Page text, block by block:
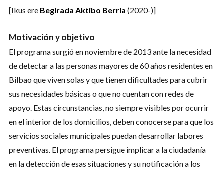
[Ikus ere Begirada Aktibo Berria (2020-)]
Motivación y objetivo
El programa surgió en noviembre de 2013 ante la necesidad
de detectar a las personas mayores de 60 años residentes en
Bilbao que viven solas y que tienen dificultades para cubrir
sus necesidades básicas o que no cuentan con redes de
apoyo. Estas circunstancias, no siempre visibles por ocurrir
en el interior de los domicilios, deben conocerse para que los
servicios sociales municipales puedan desarrollar labores
preventivas. El programa persigue implicar a la ciudadanía
en la detección de esas situaciones y su notificación a los